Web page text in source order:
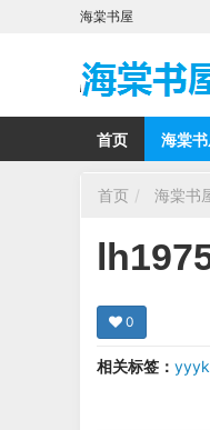
海棠书屋
首页 海棠
首页 海棠书
0
相关标签：